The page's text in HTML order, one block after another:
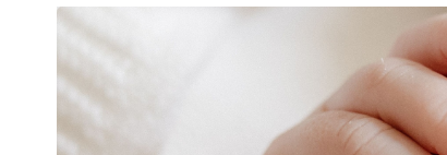
Histórica
Gastronomía